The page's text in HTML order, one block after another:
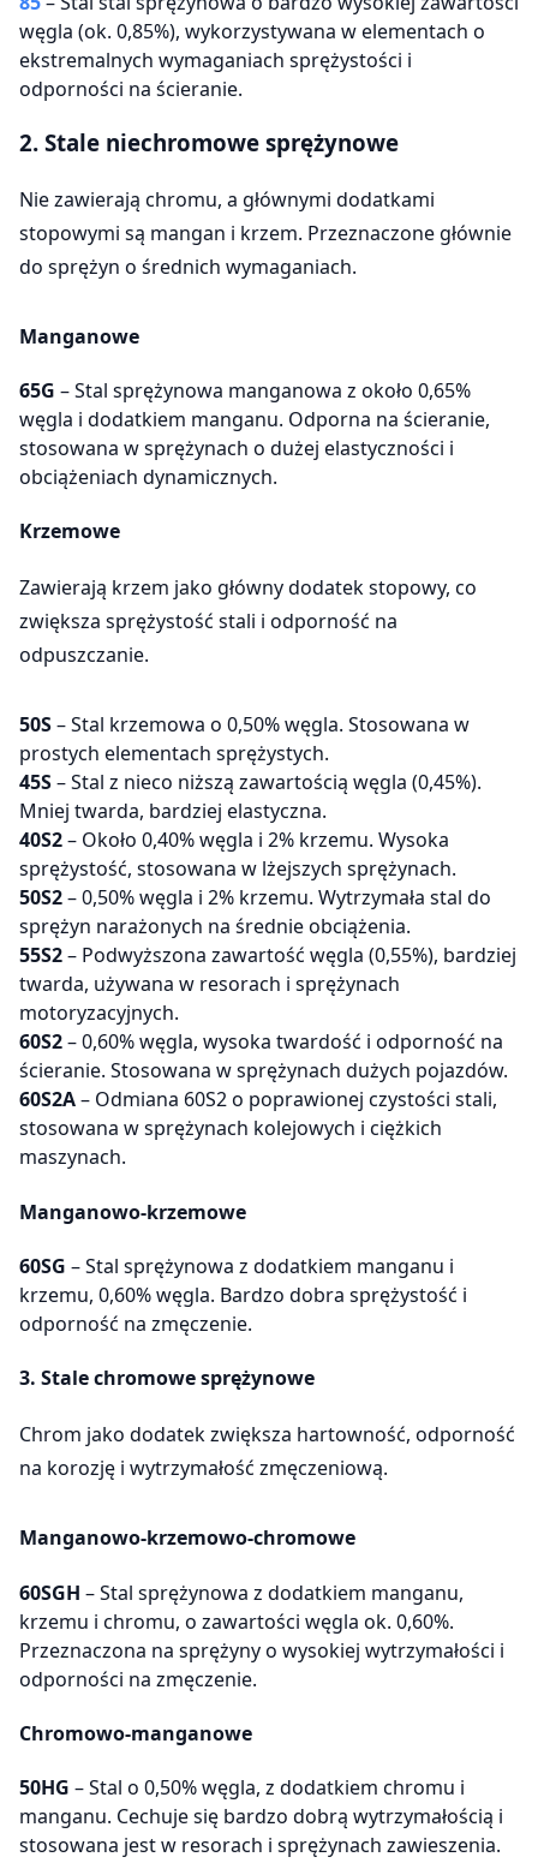
węgla (ok. 0,85%), wykorzystywana w elementach o
ekstremalnych wymaganiach sprężystości i
odporności na ścieranie.
2. Stale niechromowe sprężynowe
Nie zawierają chromu, a głównymi dodatkami
stopowymi są mangan i krzem. Przeznaczone głównie
do sprężyn o średnich wymaganiach.
Manganowe
65G – Stal sprężynowa manganowa z około 0,65%
węgla i dodatkiem manganu. Odporna na ścieranie,
stosowana w sprężynach o dużej elastyczności i
obciążeniach dynamicznych.
Krzemowe
Zawierają krzem jako główny dodatek stopowy, co
zwiększa sprężystość stali i odporność na
odpuszczanie.
50S– Stal krzemowa o 0,50% węgla. Stosowana w
prostych elementach sprężystych.
45S– Stal z nieco niższą zawartością węgla (0,45%).
Mniej twarda, bardziej elastyczna.
40S2– Około 0,40% węgla i 2% krzemu. Wysoka
sprężystość, stosowana w lżejszych sprężynach.
50S2– 0,50% węgla i 2% krzemu. Wytrzymała stal do
sprężyn narażonych na średnie obciążenia.
55S2– Podwyższona zawartość węgla (0,55%), bardziej
twarda, używana w resorach i sprężynach
motoryzacyjnych.
60S2– 0,60% węgla, wysoka twardość i odporność na
ścieranie. Stosowana w sprężynach dużych pojazdów.
60S2A– Odmiana 60S2 o poprawionej czystości stali,
stosowana w sprężynach kolejowych i ciężkich
maszynach.
Manganowo-krzemowe
60SG – Stal sprężynowa z dodatkiem manganu i
krzemu, 0,60% węgla. Bardzo dobra sprężystość i
odporność na zmęczenie.
3. Stale chromowe sprężynowe
Chrom jako dodatek zwiększa hartowność, odporność
na korozję i wytrzymałość zmęczeniową.
Manganowo-krzemowo-chromowe
60SGH – Stal sprężynowa z dodatkiem manganu,
krzemu i chromu, o zawartości węgla ok. 0,60%.
Przeznaczona na sprężyny o wysokiej wytrzymałości i
odporności na zmęczenie.
Chromowo-manganowe
50HG – Stal o 0,50% węgla, z dodatkiem chromu i
manganu. Cechuje się bardzo dobrą wytrzymałością i
stosowana jest w resorach i sprężynach zawieszenia.